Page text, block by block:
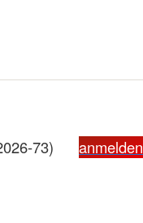
73)
anmelden